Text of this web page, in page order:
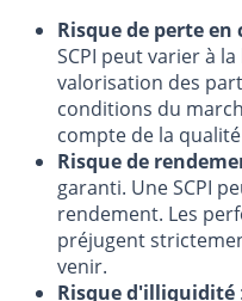
Risque de perte en
SCPI peut varier à
valorisation des
conditions du
compte de la
Risque de
garanti. Une SCPI
rendement. Les
préjugent
venir.
Risque d'illiquidité